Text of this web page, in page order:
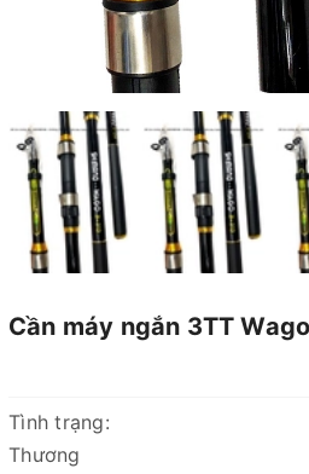
Cần máy ngắn 3TT
Tình trạng:
Thương